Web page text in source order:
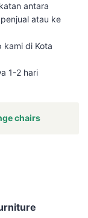
antara
atau ke
kami di Kota
1-2 hari
chairs